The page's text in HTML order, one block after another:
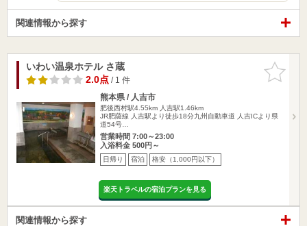
関連情報から探す
お気に入
りに追加
いわい温泉ホテル さ蔵
2.0点/ 1 件
熊本県 / 人吉市
肥後西村駅4.55km 人吉駅1.46km
JR肥薩線 人吉駅より徒歩18分九州自動車道 人吉ICより県
道54号…
営業時間 7:00～23:00
入浴料金 500円～
日帰り 宿泊 格安（1,000円以下）
楽天トラベルの宿泊プランを見る
関連情報から探す